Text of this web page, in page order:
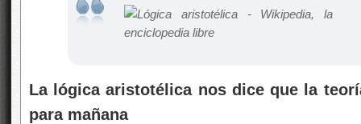
La lógica aristotélica nos dice que la
para mañana